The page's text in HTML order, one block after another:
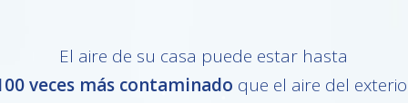
El aire de su casa puede estar hasta
veces más contaminado que el aire del